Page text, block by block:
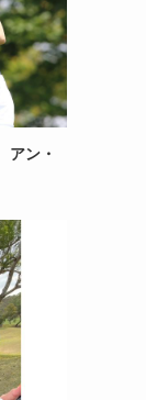
アン・